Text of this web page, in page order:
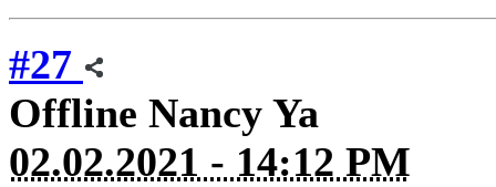
#27
Offline Nancy Ya
02.02.2021 - 14:12 PM